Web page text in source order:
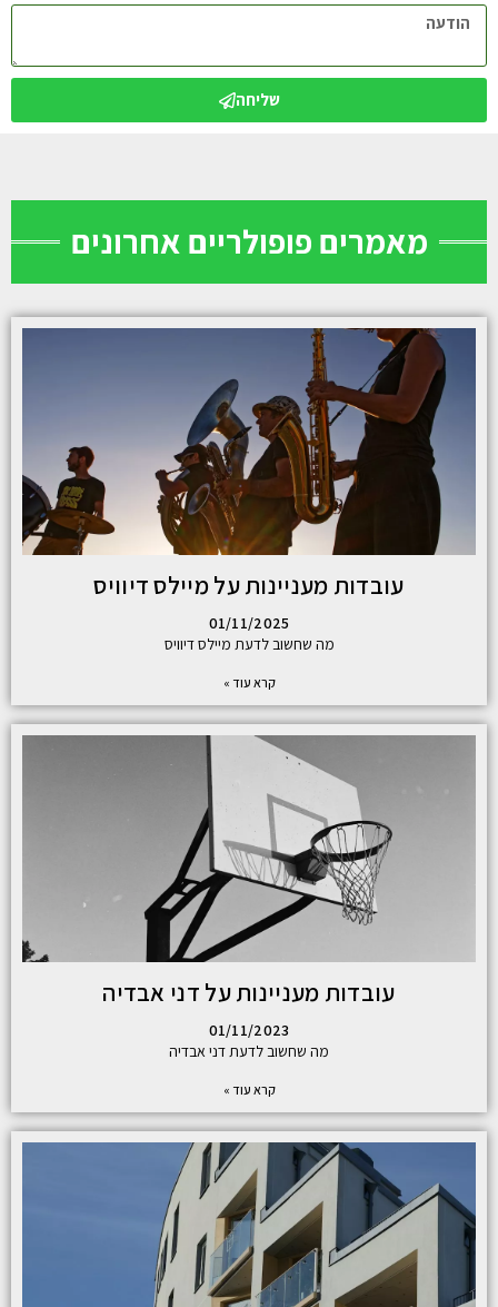
שליחה
מאמרים פופולריים אחרונים
עובדות מעניינות על מיילס דיוויס
01/11/2025
מה שחשוב לדעת מיילס דיוויס
קרא עוד »
עובדות מעניינות על דני אבדיה
01/11/2023
מה שחשוב לדעת דני אבדיה
קרא עוד »